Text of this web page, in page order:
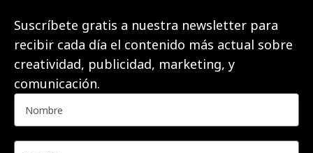
Suscríbete gratis a nuestra newsletter para
recibir cada día el contenido más actual sobre
creatividad, publicidad, marketing, y
comunicación.